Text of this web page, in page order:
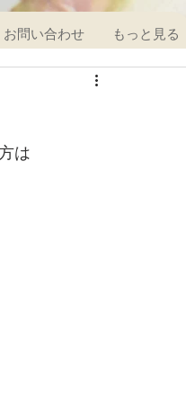
お問い合わせ もっと見る
は